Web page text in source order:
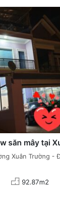
săn mây tại
Xuân Trường -
92.87m2